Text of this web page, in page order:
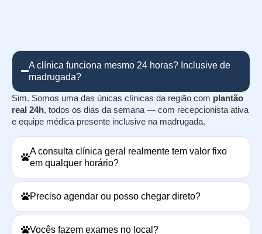
A clínica funciona mesmo 24 horas? Inclusive de
madrugada?
Sim. Somos uma das únicas clínicas da região com plantão
real 24h, todos os dias da semana — com recepcionista ativa
e equipe médica presente inclusive na madrugada.
A consulta clínica geral realmente tem valor fixo
em qualquer horário?
Preciso agendar ou posso chegar direto?
Vocês fazem exames no local?